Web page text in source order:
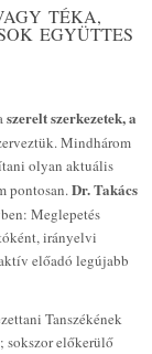
TÉKA,
EGYÜTTES
szerelt szerkezetek, a
Mindhárom
olyan aktuális
pontosan.Dr. Takács
Meglepetés
irányelvi
előadó legújabb
Tanszékének
sokszor előkerülő